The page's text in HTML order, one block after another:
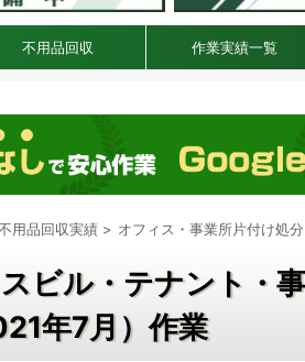
不用品回収 作業実績一覧
用品回収実績 > オフィス・事業所片付け処分
ビル・テナント・
年7月）作業